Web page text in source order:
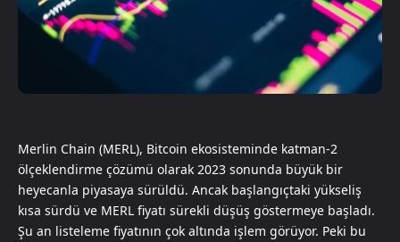
Merlin Chain (MERL), Bitcoin ekosisteminde katman-2
ölçeklendirme çözümü olarak 2023 sonunda büyük bir
heyecanla piyasaya sürüldü. Ancak başlangıçtaki yükseliş
kısa sürdü ve MERL fiyatı sürekli düşüş göstermeye başladı.
Şu an listeleme fiyatının çok altında işlem görüyor. Peki bu